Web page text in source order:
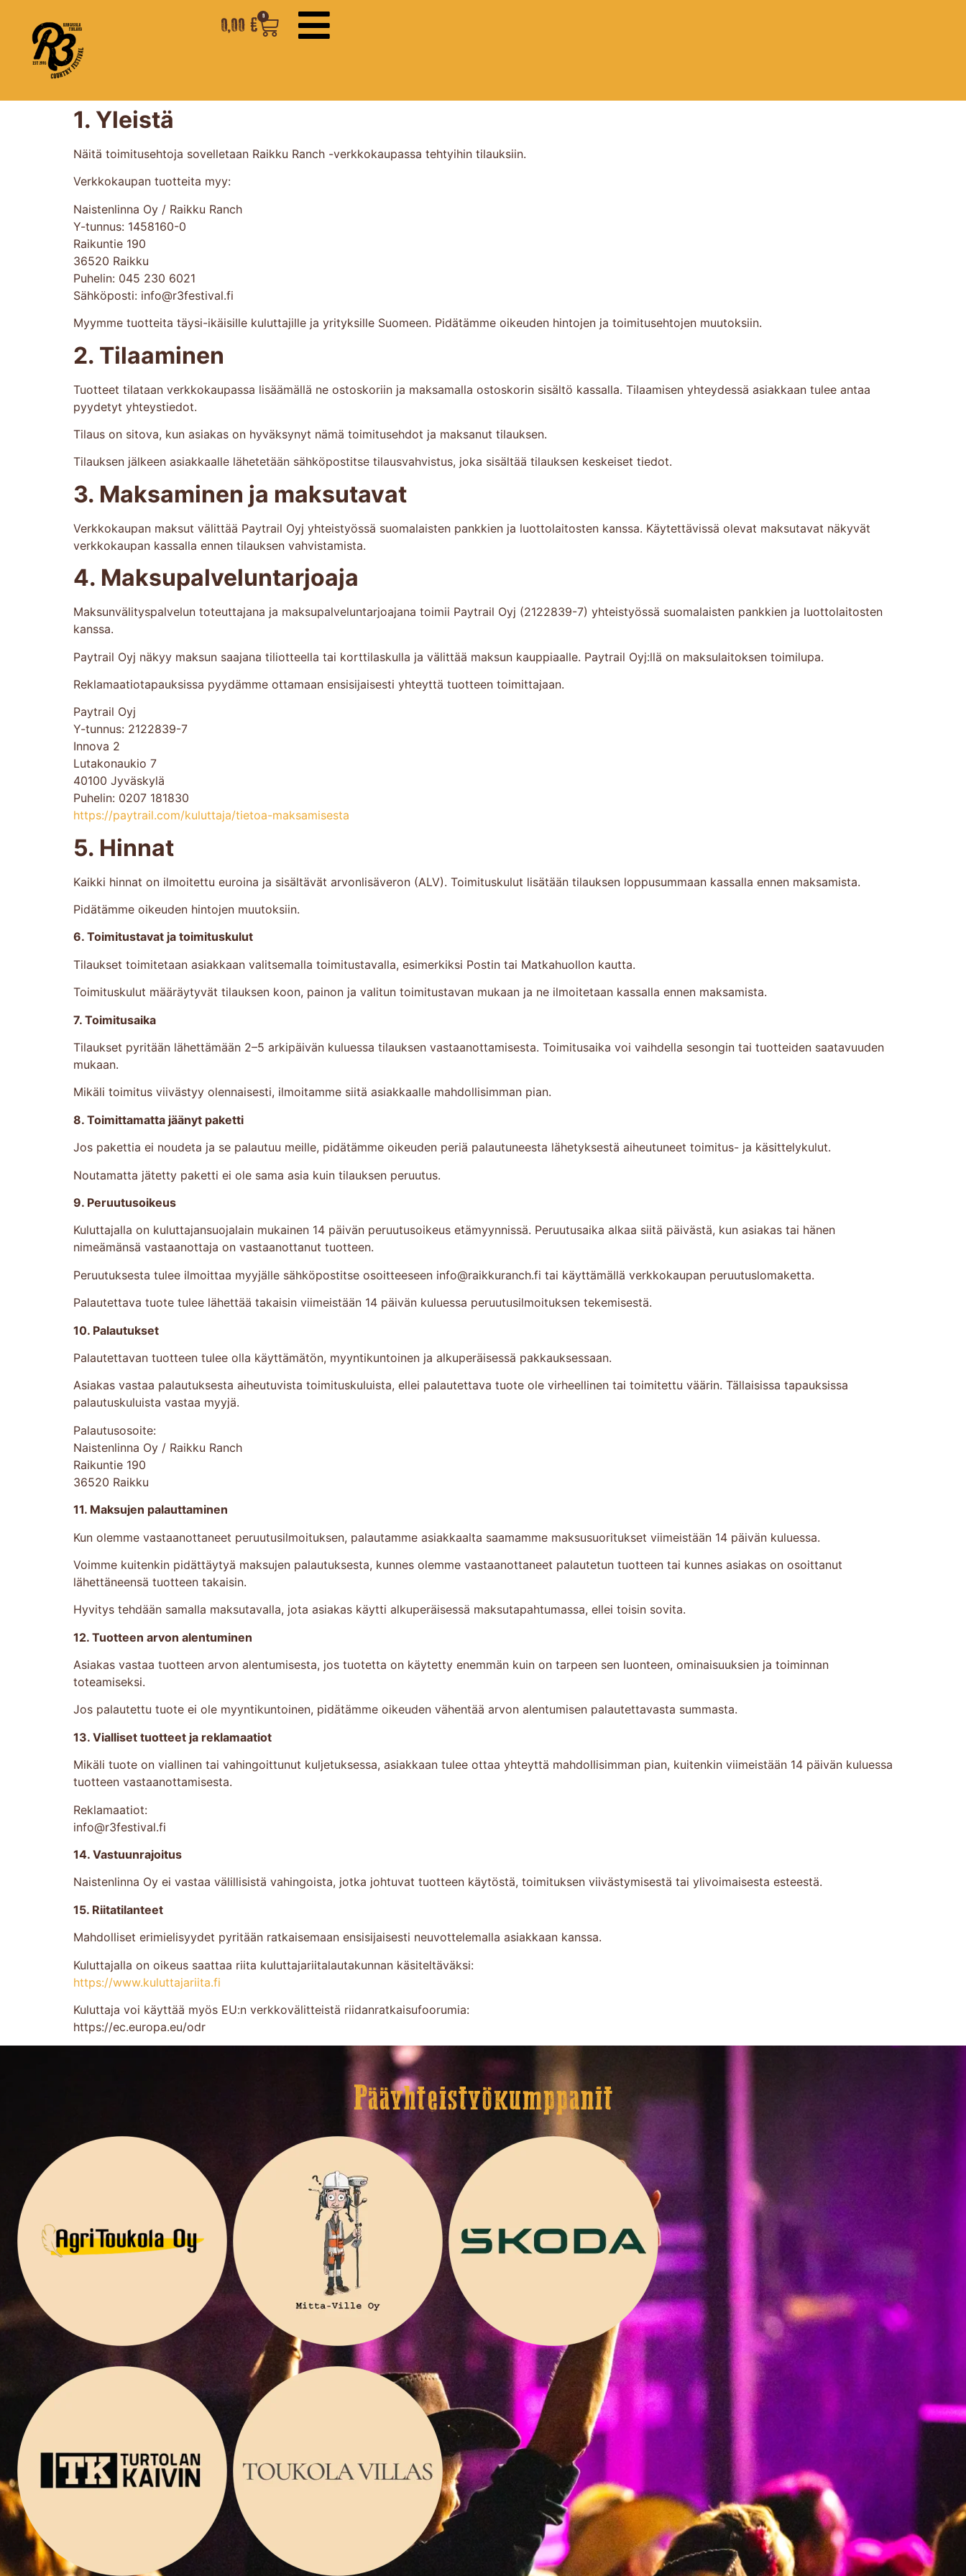
0,00€
0
1. Yleistä
Näitä toimitusehtoja sovelletaan Raikku Ranch -verkkokaupassa tehtyihin tilauksiin.
Verkkokaupan tuotteita myy:
Naistenlinna Oy / Raikku Ranch
Y-tunnus: 1458160-0
Raikuntie 190
36520 Raikku
Puhelin: 045 230 6021
Sähköposti: info@r3festival.fi
Myymme tuotteita täysi-ikäisille kuluttajille ja yrityksille Suomeen. Pidätämme oikeuden hintojen ja toimitusehtojen muutoksiin.
2. Tilaaminen
Tuotteet tilataan verkkokaupassa lisäämällä ne ostoskoriin ja maksamalla ostoskorin sisältö kassalla. Tilaamisen yhteydessä asiakkaan tulee antaa
pyydetyt yhteystiedot.
Tilaus on sitova, kun asiakas on hyväksynyt nämä toimitusehdot ja maksanut tilauksen.
Tilauksen jälkeen asiakkaalle lähetetään sähköpostitse tilausvahvistus, joka sisältää tilauksen keskeiset tiedot.
3. Maksaminen ja maksutavat
Verkkokaupan maksut välittää Paytrail Oyj yhteistyössä suomalaisten pankkien ja luottolaitosten kanssa. Käytettävissä olevat maksutavat näkyvät
verkkokaupan kassalla ennen tilauksen vahvistamista.
4. Maksupalveluntarjoaja
Maksunvälityspalvelun toteuttajana ja maksupalveluntarjoajana toimii Paytrail Oyj (2122839-7) yhteistyössä suomalaisten pankkien ja luottolaitosten
kanssa.
Paytrail Oyj näkyy maksun saajana tiliotteella tai korttilaskulla ja välittää maksun kauppiaalle. Paytrail Oyj:llä on maksulaitoksen toimilupa.
Reklamaatiotapauksissa pyydämme ottamaan ensisijaisesti yhteyttä tuotteen toimittajaan.
Paytrail Oyj
Y-tunnus: 2122839-7
Innova 2
Lutakonaukio 7
40100 Jyväskylä
Puhelin: 0207 181830
https://paytrail.com/kuluttaja/tietoa-maksamisesta
5. Hinnat
Kaikki hinnat on ilmoitettu euroina ja sisältävät arvonlisäveron (ALV). Toimituskulut lisätään tilauksen loppusummaan kassalla ennen maksamista.
Pidätämme oikeuden hintojen muutoksiin.
6. Toimitustavat ja toimituskulut
Tilaukset toimitetaan asiakkaan valitsemalla toimitustavalla, esimerkiksi Postin tai Matkahuollon kautta.
Toimituskulut määräytyvät tilauksen koon, painon ja valitun toimitustavan mukaan ja ne ilmoitetaan kassalla ennen maksamista.
7. Toimitusaika
Tilaukset pyritään lähettämään 2–5 arkipäivän kuluessa tilauksen vastaanottamisesta. Toimitusaika voi vaihdella sesongin tai tuotteiden saatavuuden
mukaan.
Mikäli toimitus viivästyy olennaisesti, ilmoitamme siitä asiakkaalle mahdollisimman pian.
8. Toimittamatta jäänyt paketti
Jos pakettia ei noudeta ja se palautuu meille, pidätämme oikeuden periä palautuneesta lähetyksestä aiheutuneet toimitus- ja käsittelykulut.
Noutamatta jätetty paketti ei ole sama asia kuin tilauksen peruutus.
9. Peruutusoikeus
Kuluttajalla on kuluttajansuojalain mukainen 14 päivän peruutusoikeus etämyynnissä. Peruutusaika alkaa siitä päivästä, kun asiakas tai hänen
nimeämänsä vastaanottaja on vastaanottanut tuotteen.
Peruutuksesta tulee ilmoittaa myyjälle sähköpostitse osoitteeseen info@raikkuranch.fi tai käyttämällä verkkokaupan peruutuslomaketta.
Palautettava tuote tulee lähettää takaisin viimeistään 14 päivän kuluessa peruutusilmoituksen tekemisestä.
10. Palautukset
Palautettavan tuotteen tulee olla käyttämätön, myyntikuntoinen ja alkuperäisessä pakkauksessaan.
Asiakas vastaa palautuksesta aiheutuvista toimituskuluista, ellei palautettava tuote ole virheellinen tai toimitettu väärin. Tällaisissa tapauksissa
palautuskuluista vastaa myyjä.
Palautusosoite:
Naistenlinna Oy / Raikku Ranch
Raikuntie 190
36520 Raikku
11. Maksujen palauttaminen
Kun olemme vastaanottaneet peruutusilmoituksen, palautamme asiakkaalta saamamme maksusuoritukset viimeistään 14 päivän kuluessa.
Voimme kuitenkin pidättäytyä maksujen palautuksesta, kunnes olemme vastaanottaneet palautetun tuotteen tai kunnes asiakas on osoittanut
lähettäneensä tuotteen takaisin.
Hyvitys tehdään samalla maksutavalla, jota asiakas käytti alkuperäisessä maksutapahtumassa, ellei toisin sovita.
12. Tuotteen arvon alentuminen
Asiakas vastaa tuotteen arvon alentumisesta, jos tuotetta on käytetty enemmän kuin on tarpeen sen luonteen, ominaisuuksien ja toiminnan
toteamiseksi.
Jos palautettu tuote ei ole myyntikuntoinen, pidätämme oikeuden vähentää arvon alentumisen palautettavasta summasta.
13. Vialliset tuotteet ja reklamaatiot
Mikäli tuote on viallinen tai vahingoittunut kuljetuksessa, asiakkaan tulee ottaa yhteyttä mahdollisimman pian, kuitenkin viimeistään 14 päivän kuluessa
tuotteen vastaanottamisesta.
Reklamaatiot:
info@r3festival.fi
14. Vastuunrajoitus
Naistenlinna Oy ei vastaa välillisistä vahingoista, jotka johtuvat tuotteen käytöstä, toimituksen viivästymisestä tai ylivoimaisesta esteestä.
15. Riitatilanteet
Mahdolliset erimielisyydet pyritään ratkaisemaan ensisijaisesti neuvottelemalla asiakkaan kanssa.
Kuluttajalla on oikeus saattaa riita kuluttajariitalautakunnan käsiteltäväksi:
https://www.kuluttajariita.fi
Kuluttaja voi käyttää myös EU:n verkkovälitteistä riidanratkaisufoorumia:
https://ec.europa.eu/odr
Pääyhteistyökumppanit